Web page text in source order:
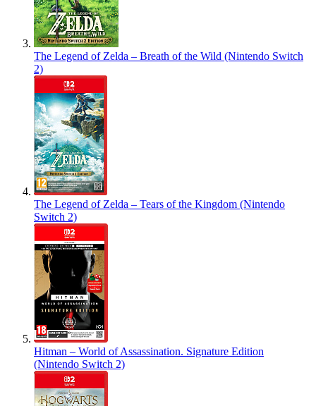
The Legend of Zelda – Breath of the Wild (Nintendo Switch
2)
The Legend of Zelda – Tears of the Kingdom (Nintendo
Switch 2)
Hitman – World of Assassination. Signature Edition
(Nintendo Switch 2)